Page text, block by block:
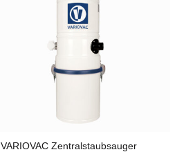
VARIOVAC Zentralstaubsauger